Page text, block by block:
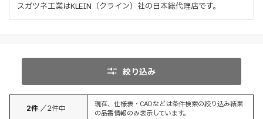
スガツネ工業はKLEIN（クライン）社の日本総代理店です。
絞り込み
2件 ／2件中
現在、仕様表・CADなどは条件検索の絞り込み結果
の品番情報のみ表示しています。